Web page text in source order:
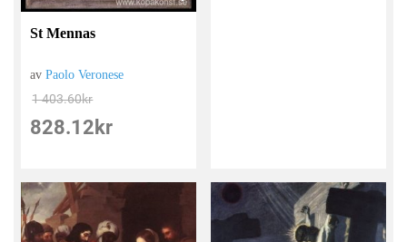
St Mennas
avPaolo Veronese
1 403.60kr
828.12 kr